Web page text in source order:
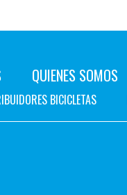
QUIENES SOMOS
BICICLETAS